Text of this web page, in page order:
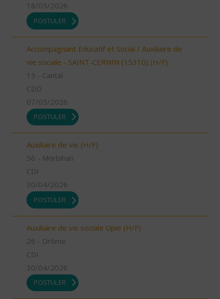
18/05/2026
POSTULER
Accompagnant Educatif et Social / Auxiliaire de
vie sociale - SAINT-CERNIN (15310) (H/F)
15 - Cantal
CDD
07/05/2026
POSTULER
Auxiliaire de vie (H/F)
56 - Morbihan
CDI
30/04/2026
POSTULER
Auxiliaire de vie sociale Upie (H/F)
26 - Drôme
CDI
30/04/2026
POSTULER